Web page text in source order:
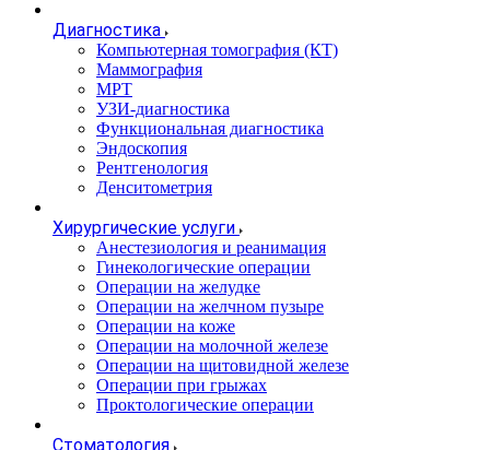
Диагностика
Компьютерная томография (КТ)
Маммография
МРТ
УЗИ-диагностика
Функциональная диагностика
Эндоскопия
Рентгенология
Денситометрия
Хирургические услуги
Анестезиология и реанимация
Гинекологические операции
Операции на желудке
Операции на желчном пузыре
Операции на коже
Операции на молочной железе
Операции на щитовидной железе
Операции при грыжах
Проктологические операции
Стоматология